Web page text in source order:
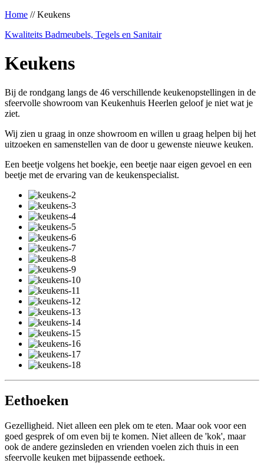
Home //Keukens
Kwaliteits Badmeubels, Tegels en Sanitair
Keukens
Bij de rondgang langs de 46 verschillende keukenopstellingen in de
sfeervolle showroom van Keukenhuis Heerlen geloof je niet wat je
ziet.
Wij zien u graag in onze showroom en willen u graag helpen bij het
uitzoeken en samenstellen van de door u gewenste nieuwe keuken.
Een beetje volgens het boekje, een beetje naar eigen gevoel en een
beetje met de ervaring van de keukenspecialist.
Eethoeken
Gezelligheid. Niet alleen een plek om te eten. Maar ook voor een
goed gesprek of om even bij te komen. Niet alleen de 'kok', maar
ook de andere gezinsleden en vrienden voelen zich thuis in een
sfeervolle keuken met bijpassende eethoek.